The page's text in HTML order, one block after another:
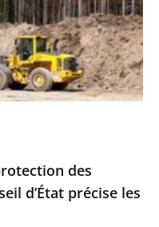
des
d’État précise les